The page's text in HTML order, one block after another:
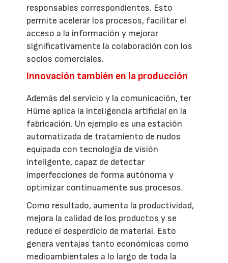
responsables correspondientes. Esto
permite acelerar los procesos, facilitar el
acceso a la información y mejorar
significativamente la colaboración con los
socios comerciales.
Innovación también en la producción
Además del servicio y la comunicación, ter
Hürne aplica la inteligencia artificial en la
fabricación. Un ejemplo es una estación
automatizada de tratamiento de nudos
equipada con tecnología de visión
inteligente, capaz de detectar
imperfecciones de forma autónoma y
optimizar continuamente sus procesos.
Como resultado, aumenta la productividad,
mejora la calidad de los productos y se
reduce el desperdicio de material. Esto
genera ventajas tanto económicas como
medioambientales a lo largo de toda la